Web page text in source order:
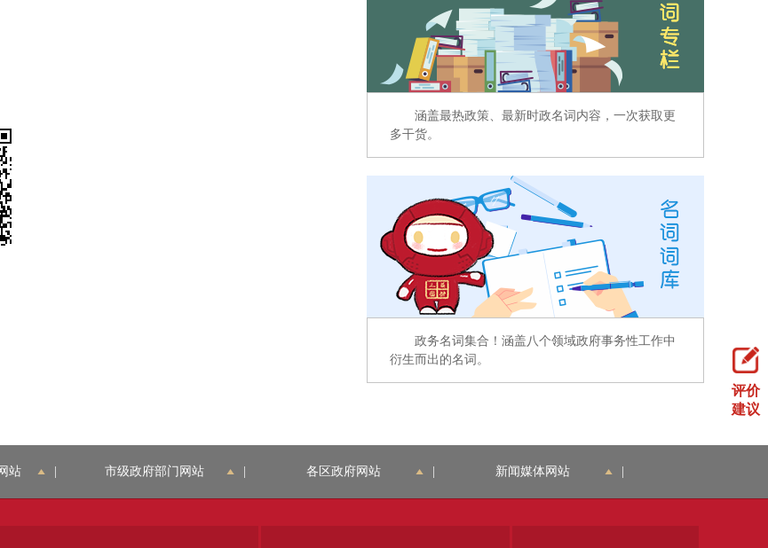
涵盖最热政策、最新时政名词内容，一次获取更
多干货。
政务名词集合！涵盖八个领域政府事务性工作中
衍生而出的名词。
评价
建议
站 市级政府部门网站 各区政府网站 新闻媒体网站